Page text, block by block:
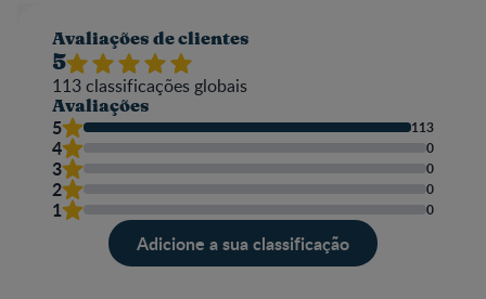
Avaliações de clientes
5
113classificações globais
Avaliações
5 113
4 0
3 0
2 0
1 0
Adicione a sua classificação